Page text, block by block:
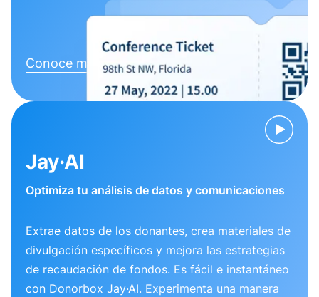
Conoce más
Jay·AI
Optimiza tu análisis de datos y comunicaciones
Extrae datos de los donantes, crea materiales de
divulgación específicos y mejora las estrategias
de recaudación de fondos. Es fácil e instantáneo
con Donorbox Jay·AI. Experimenta una manera